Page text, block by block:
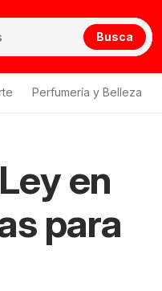
Busca
Perfumería y Belleza
en
para